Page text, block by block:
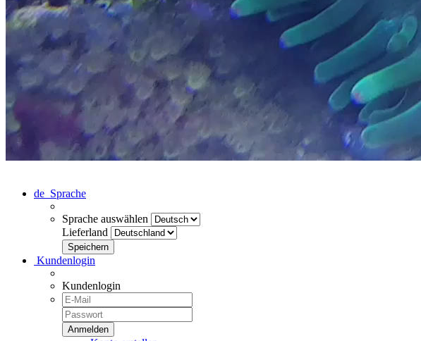
de Sprache
Sprache auswählen
Lieferland
Kundenlogin
Kundenlogin